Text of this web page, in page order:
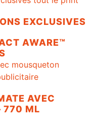
EXCLUSIVES
AWARE™
AVEC
770 ML